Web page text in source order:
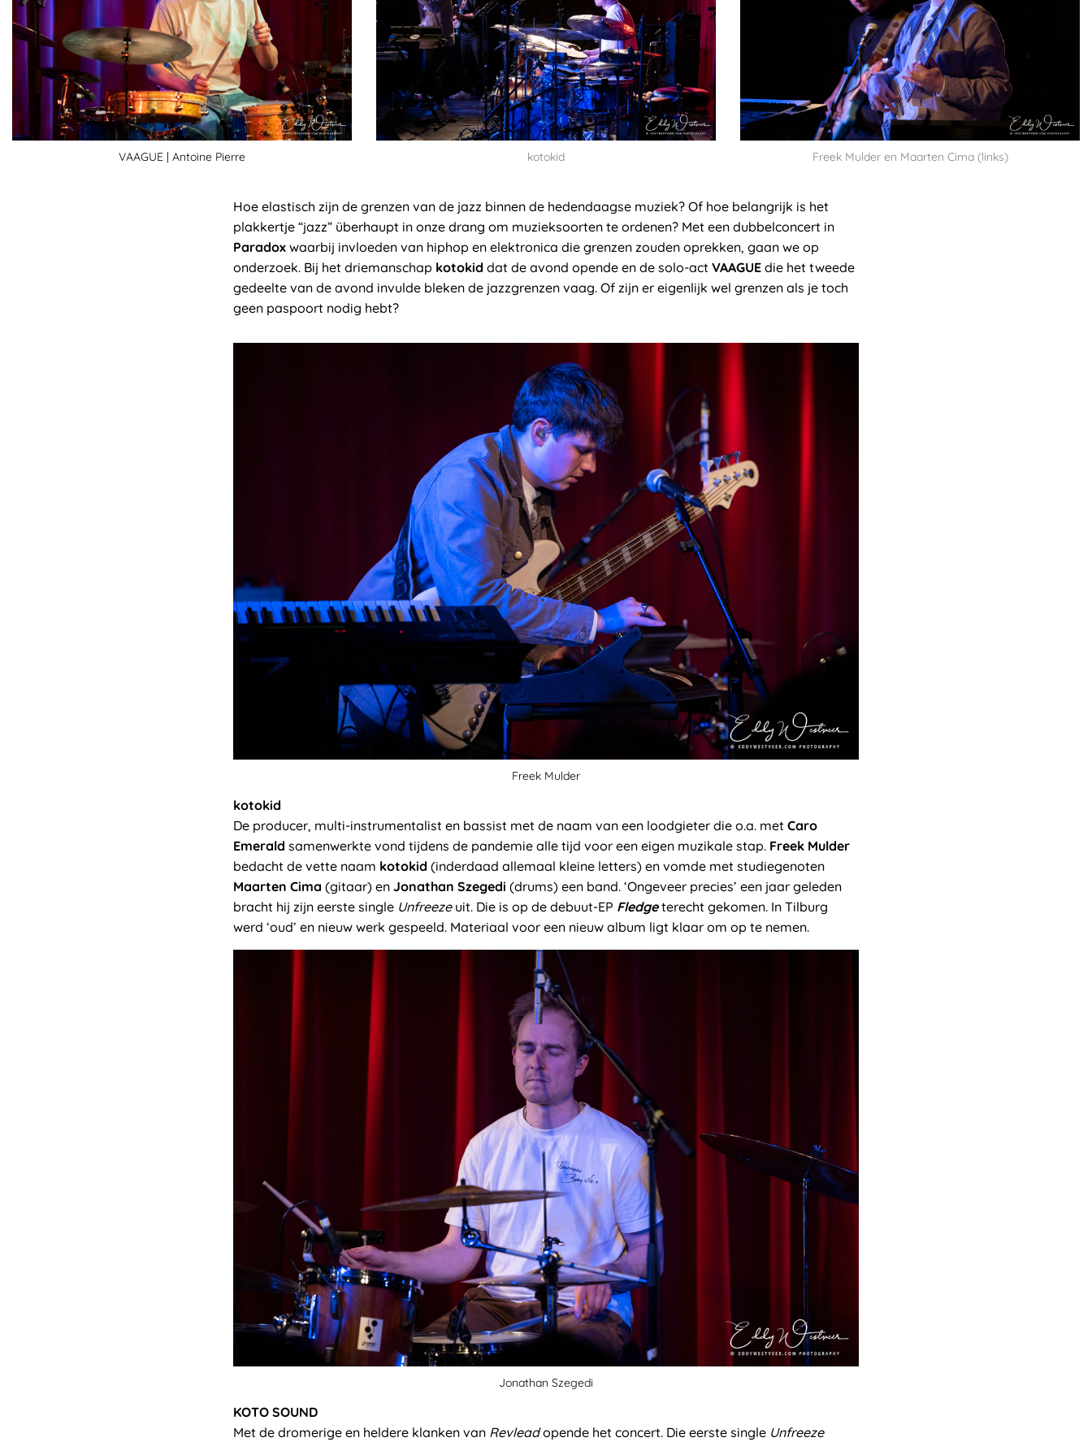
VAAGUE | Antoine Pierre kotokid Freek Mulder en Maarten Cima (links)
Hoe elastisch zijn de grenzen van de jazz binnen de hedendaagse muziek? Of hoe belangrijk is het
plakkertje “jazz” überhaupt in onze drang om muzieksoorten te ordenen? Met een dubbelconcert in
Paradox waarbij invloeden van hiphop en elektronica die grenzen zouden oprekken, gaan we op
onderzoek. Bij het driemanschap kotokid dat de avond opende en de solo-act VAAGUE die het tweede
gedeelte van de avond invulde bleken de jazzgrenzen vaag. Of zijn er eigenlijk wel grenzen als je toch
geen paspoort nodig hebt?
Freek Mulder
kotokid
De producer, multi-instrumentalist en bassist met de naam van een loodgieter die o.a. met Caro
Emerald samenwerkte vond tijdens de pandemie alle tijd voor een eigen muzikale stap. Freek Mulder
bedacht de vette naam kotokid (inderdaad allemaal kleine letters) en vomde met studiegenoten
Maarten Cima (gitaar) en Jonathan Szegedi (drums) een band. ‘Ongeveer precies’ een jaar geleden
bracht hij zijn eerste single Unfreezeuit. Die is op de debuut-EP Fledgeterecht gekomen. In Tilburg
werd ‘oud’ en nieuw werk gespeeld. Materiaal voor een nieuw album ligt klaar om op te nemen.
Jonathan Szegedi
KOTO SOUND
Met de dromerige en heldere klanken van Revleadopende het concert. Die eerste single Unfreeze